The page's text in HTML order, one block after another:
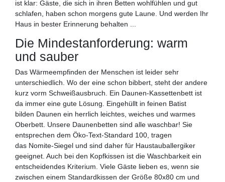
ist klar: Gäste, die sich in ihren Betten wohlfühlen und gut
schlafen, haben schon morgens gute Laune. Und werden Ihr
Haus in bester Erinnerung behalten ...
Die Mindestanforderung: warm
und sauber
Das Wärmeempfinden der Menschen ist leider sehr
unterschiedlich. Wo der eine schon bibbert, steht der andere
kurz vorm Schweißausbruch. Ein Daunen-Kassettenbett ist
da immer eine gute Lösung. Eingehüllt in feinen Batist
bilden Daunen ein herrlich leichtes, weiches und warmes
Oberbett. Unsere Daunenbetten sind alle waschbar! Sie
entsprechen dem Öko-Text-Standard 100, tragen
das Nomite-Siegel und sind daher für Haustauballergiker
geeignet. Auch bei den Kopfkissen ist die Waschbarkeit ein
entscheidendes Kriterium. Viele Gäste lieben es, wenn sie
zwischen einem Standardkissen der Größe 80x80 cm und